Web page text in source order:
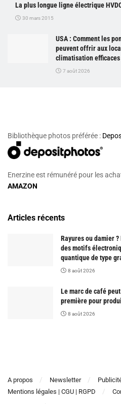
La plus longue ligne électrique
30 mars 2015
USA : Comment les
peuvent offrir aux
climatisation efficaces
7 août 2026
Bibliothèque photos préférée :
Enerzine est rémunéré pour les
AMAZON
Articles récents
Rayures ou damier
des motifs
quantique de type
8 août 2026
Le marc de café
première pour
8 août 2026
A propos Newsletter
Mentions légales | CGU | RGPD